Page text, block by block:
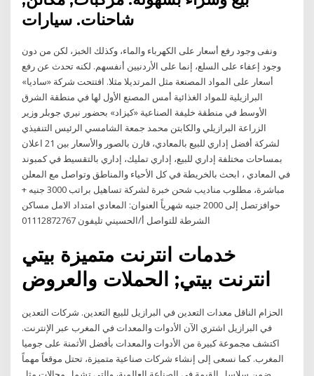
شاحنات. سيارات
ونفى وجود رفع أسعار على الكهرباء والماء، وكذلك الخبز، لكن من دون
وجود إعفاء على السلع، إنما على الأردنيين أنفسهم. لكنه تحدث عن رفع
أسعار على المواد المصنعة مثل المرتديلا مثلا. افتتحت شركة «ساديا»
البرازيلية للمواد الغذائية أمس المصنع الأول لها في منطقة الشرق
الأوسط في منطقة خليفة الصناعية «كيزاد» بحضور نيري جوبلر وزير
الزراعة البرازيلي والكابتن محمد جمعة الشامسي الرئيس التنفيذي
لشركة أفضل إداري للبيع بالمعادي، قارن بالصور والأسعار بين 21 اعلان
بمساحات مختلفة إداري للبيع، إداري تمليك، إداري بالتقسيط في كمبوند
في المعادي ، ابحث بالخريطة في كل الأحياء والمناطق وتواصل مع المعلن
مباشرة، مطلوب مناديب شحن خبرة لشركة تساهيل براتب 3000 جنيه +
حوافزتصل إلى 2000 جنيه شهرياً العنوان: المعادي امتداد الامل مساكن
الشرطة للتواصل أ/الحسيني تليفون 01112872767
خدمات انترنت متميزة بيتي
انترنت بيتي; الحملات والعروض
الحزام الناقل معدات التعدين في البرازيل للبيع التعدين. شركات التعدين
في البرازيل اشتري الآن الأدوات والمعدات في المغرب عبر الإنترنت.
اكتشف مجموعة كبيرة من الأدوات والمعدات بأفضل الأثمنة على جوميا
المغرب. كما نسعى إلى إنشاء شركات صناعية متميزة، تحتل موقعاً مهماً